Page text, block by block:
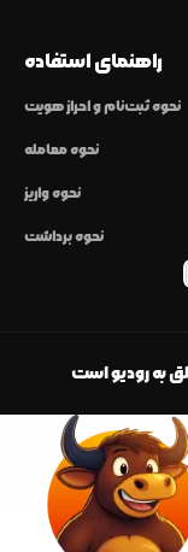
راهنمای استفاده
نحوه ثبت‌نام و احراز هویت
نحوه معامله
نحوه واریز
نحوه برداشت
به رودیو است